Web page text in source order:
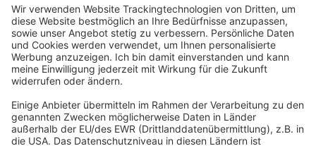
service@forum-verlag.com
Mo-Do 07:30 - 17:00 Uhr
Fr 07:30 - 15:00 Uhr
Folgen Sie uns